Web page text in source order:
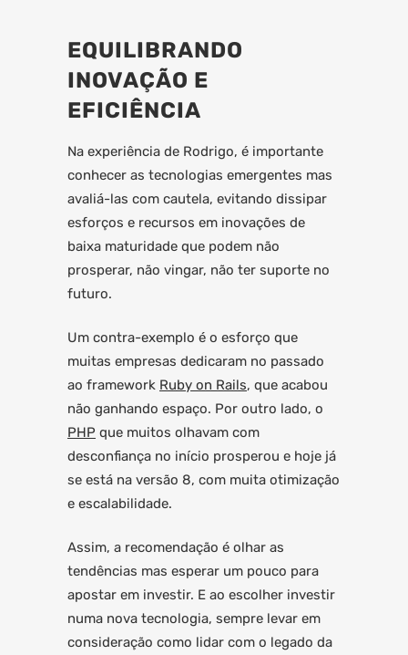
EQUILIBRANDO
INOVAÇÃO E
EFICIÊNCIA
Na experiência de Rodrigo, é importante
conhecer as tecnologias emergentes mas
avaliá-las com cautela, evitando dissipar
esforços e recursos em inovações de
baixa maturidade que podem não
prosperar, não vingar, não ter suporte no
futuro.
Um contra-exemplo é o esforço que
muitas empresas dedicaram no passado
ao framework Ruby on Rails, que acabou
não ganhando espaço. Por outro lado, o
PHP que muitos olhavam com
desconfiança no início prosperou e hoje já
se está na versão 8, com muita otimização
e escalabilidade.
Assim, a recomendação é olhar as
tendências mas esperar um pouco para
apostar em investir. E ao escolher investir
numa nova tecnologia, sempre levar em
consideração como lidar com o legado da